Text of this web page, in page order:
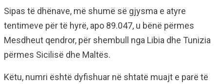
Sipas të dhënave, më shumë së gjysma e atyre
tentimeve për të hyrë, apo 89.047, u bënë përmes
Mesdheut qendror, për shembull nga Libia dhe Tunizia
përmes Sicilisë dhe Maltës.
Këtu, numri është dyfishuar në shtatë muajt e parë të